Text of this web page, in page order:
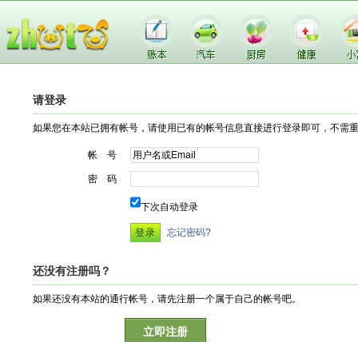
请登录
如果您在本站已拥有帐号，请使用已有的帐号信息直接进行登录即可，不需
帐 号
密 码
下次自动登录
忘记密码?
还没有注册吗？
如果还没有本站的通行帐号，请先注册一个属于自己的帐号吧。
立即注册